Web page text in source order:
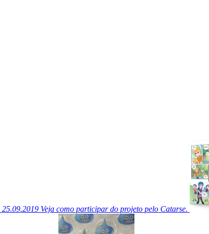
25.09.2019 Veja como participar do projeto pelo Catarse.